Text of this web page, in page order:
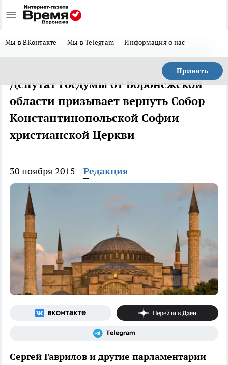
Мы в ВКонтакте Мы в Telegram Информация о нас
Принять
Депутат Госдумы от Воронежской
области призывает вернуть Собор
Константинопольской Софии
христианской Церкви
30 ноября 2015 Редакция
Сергей Гаврилов и другие парламентарии